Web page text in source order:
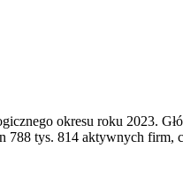
okresu roku 2023.
788 tys. 814 aktywnych